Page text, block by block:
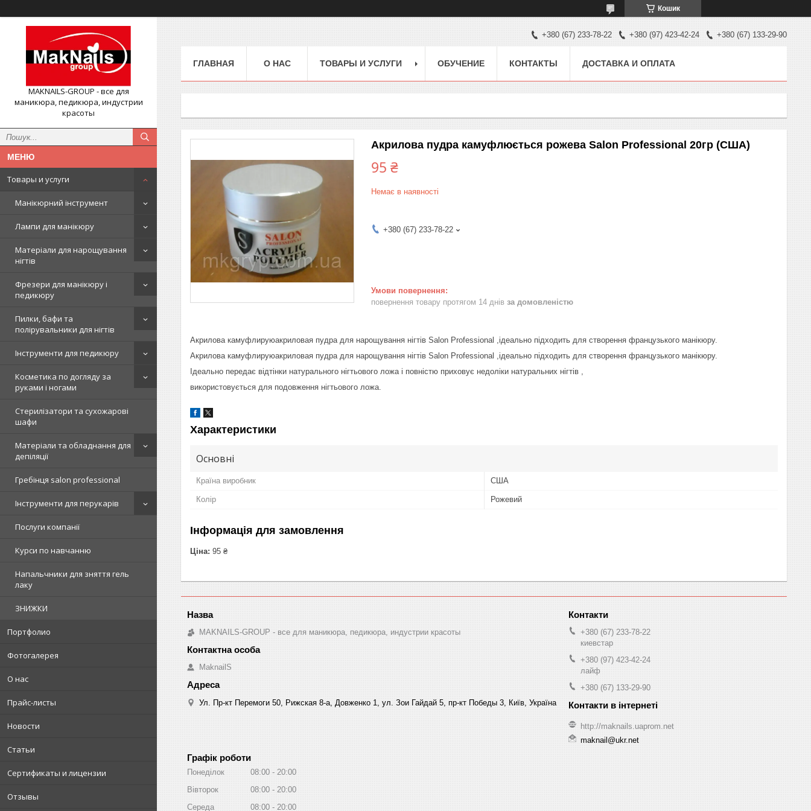
Кошик
MAKNAILS-GROUP - все для
маникюра, педикюра, индустрии
красоты
Товары и услуги
Манікюрний інструмент
Лампи для манікюру
Матеріали для нарощування
нігтів
Фрезери для манікюру і
педикюру
Пилки, бафи та
полірувальники для нігтів
Інструменти для педикюру
Косметика по догляду за
руками і ногами
Стерилізатори та сухожарові
шафи
Матеріали та обладнання для
депіляції
Гребінця salon professional
Інструменти для перукарів
Послуги компанії
Курси по навчанню
Напальчники для зняття гель
лаку
ЗНИЖКИ
Портфолио
Фотогалерея
О нас
Прайс-листы
Новости
Статьи
Сертификаты и лицензии
Отзывы
+380 (67) 233-78-22 +380 (97) 423-42-24 +380 (67) 133-29-90
ГЛАВНАЯ О НАС ТОВАРЫ И УСЛУГИ ОБУЧЕНИЕ КОНТАКТЫ ДОСТАВКА И ОПЛАТА
Акрилова пудра камуфлюється рожева Salon Professional 20гр (США)
95 ₴
Немає в наявності
+380 (67) 233-78-22
повернення товару протягом 14 днів за домовленістю
Акрилова камуфлируюакриловая пудра для нарощування нігтів Salon Professional ,ідеально підходить для створення французького манікюру.
Акрилова камуфлируюакриловая пудра для нарощування нігтів Salon Professional ,ідеально підходить для створення французького манікюру.
Ідеально передає відтінки натурального нігтьового ложа і повністю приховує недоліки натуральних нігтів ,
використовується для подовження нігтьового ложа.
Характеристики
Основні
Країна виробник США
Колір Рожевий
Інформація для замовлення
Ціна: 95 ₴
MAKNAILS-GROUP - все для маникюра, педикюра, индустрии красоты
MaknailS
Ул. Пр-кт Перемоги 50, Рижская 8-а, Довженко 1, ул. Зои Гайдай 5, пр-кт Победы 3, Київ, Україна
+380 (67) 233-78-22
киевстар
+380 (97) 423-42-24
лайф
+380 (67) 133-29-90
http://maknails.uaprom.net
maknail@ukr.net
Графік роботи
Понеділок 08:00
20:00
Вівторок
08:00
20:00
Середа
08:00
20:00